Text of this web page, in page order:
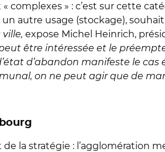
« complexes » : c’est sur cette
autre usage (stockage),
expose Michel Heinrich,
être intéressée et le
d’abandon manifeste le
on ne peut agir que de
la stratégie : l’agglomération